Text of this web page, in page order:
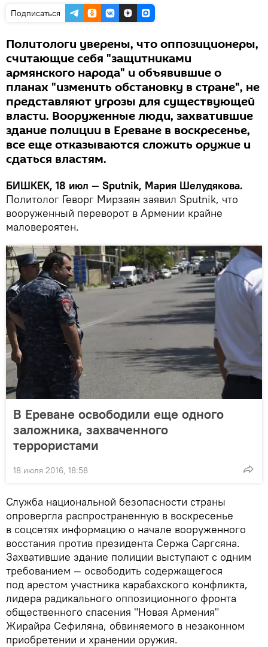
Подписаться
Политологи уверены, что оппозиционеры,
считающие себя "защитниками
армянского народа" и объявившие о
планах "изменить обстановку в стране", не
представляют угрозы для существующей
власти. Вооруженные люди, захватившие
здание полиции в Ереване в воскресенье,
все еще отказываются сложить оружие и
сдаться властям.
БИШКЕК, 18 июл — Sputnik, Мария Шелудякова.
Политолог Геворг Мирзаян заявил Sputnik, что
вооруженный переворот в Армении крайне
маловероятен.
В Ереване освободили еще одного
заложника, захваченного
террористами
18 июля 2016, 18:58
Служба национальной безопасности страны
опровергла распространенную в воскресенье
в соцсетях информацию о начале вооруженного
восстания против президента Сержа Саргсяна.
Захватившие здание полиции выступают с одним
требованием — освободить содержащегося
под арестом участника карабахского конфликта,
лидера радикального оппозиционного фронта
общественного спасения "Новая Армения"
Жирайра Сефиляна, обвиняемого в незаконном
приобретении и хранении оружия.